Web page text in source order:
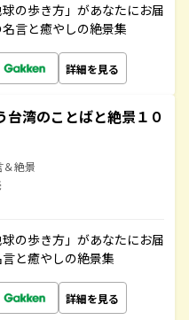
の歩き方」があなたにお届
言と癒やしの絶景集
詳細を見る
台湾のことばと絶景１０
＆絶景
の歩き方」があなたにお届
と癒やしの絶景集
詳細を見る